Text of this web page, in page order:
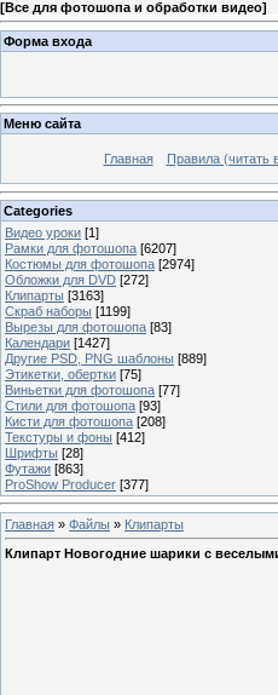
[Все для фотошопа и обработки видео]
Форма входа
Меню сайта
Главная Правила (читать
Categories
Видео уроки [1]
Рамки для фотошопа [6207]
Костюмы для фотошопа [2974]
Обложки для DVD [272]
Клипарты [3163]
Скраб наборы [1199]
Вырезы для фотошопа [83]
Календари [1427]
Другие PSD, PNG шаблоны [889]
Этикетки, обертки [75]
Виньетки для фотошопа [77]
Стили для фотошопа [93]
Кисти для фотошопа [208]
Текстуры и фоны [412]
Шрифты [28]
Футажи [863]
ProShow Producer [377]
Главная » Файлы » Клипарты
Клипарт Новогодние шарики с